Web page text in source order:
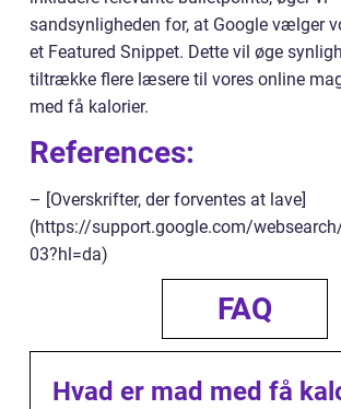
sandsynligheden for, at Google vælger
et Featured Snippet. Dette vil øge
tiltrække flere læsere til vores online
med få kalorier.
References:
– [Overskrifter, der forventes at lave]
(https://support.google.com/
03?hl=da)
FAQ
Hvad er mad med få